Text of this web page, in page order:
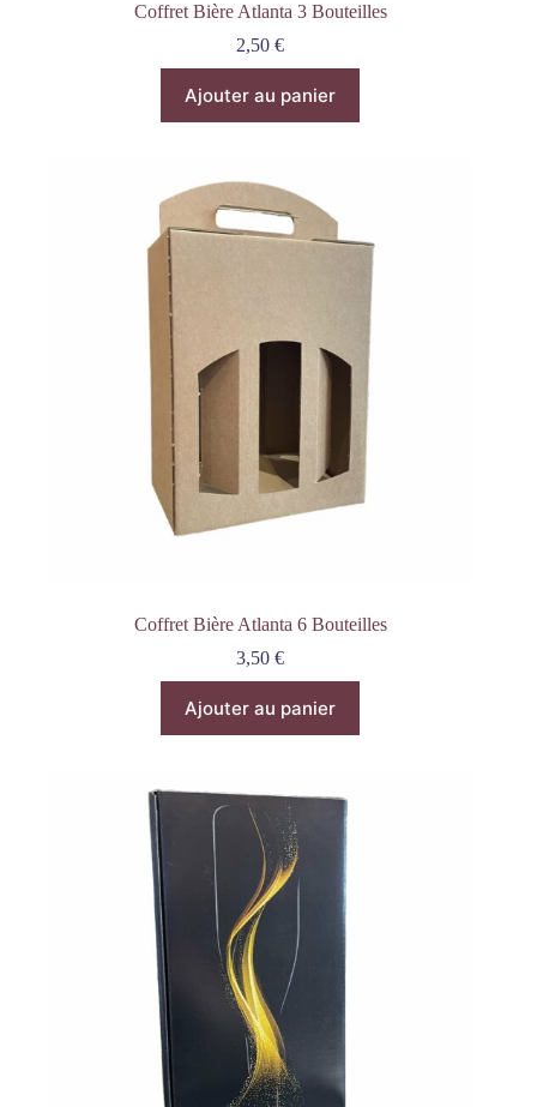
Coffret Bière Atlanta 3 Bouteilles
2,50€
Ajouter au panier
Coffret Bière Atlanta 6 Bouteilles
3,50€
Ajouter au panier